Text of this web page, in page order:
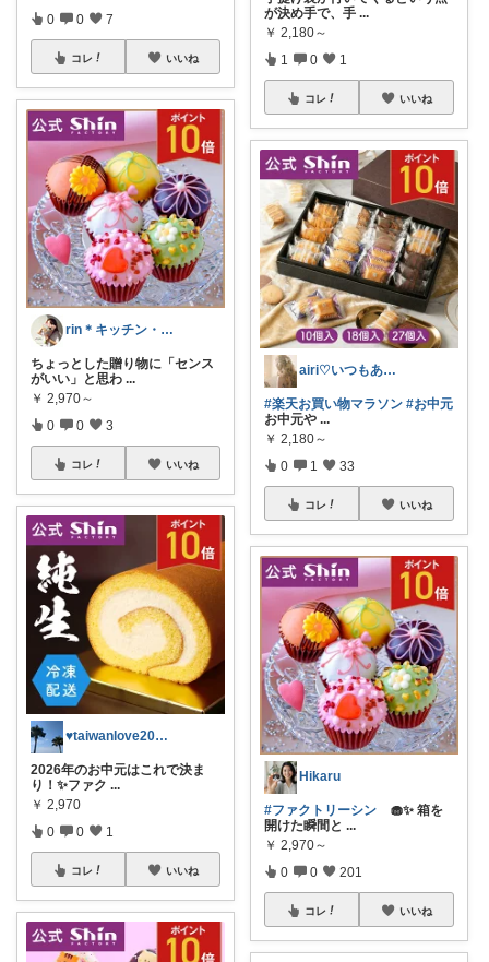
0 0 7
コレ いいね
rin＊キッチン・収納・便利・美味しい物
ちょっとした贈り物に「センス
がいい」と思わ ...
￥ 2,970～
0 0 3
コレ いいね
♥taiwanlove2026♥
2026年のお中元はこれで決ま
り！✨ファク ...
￥ 2,970
0 0 1
コレ いいね
が決め手で、手 ...
￥ 2,180～
1 0 1
コレ いいね
airi♡いつもありがとうございます♡
#楽天お買い物マラソン #お中元
お中元や ...
￥ 2,180～
0 1 33
コレ いいね
Hikaru
#ファクトリーシン 🧁✨ 箱を
開けた瞬間と ...
￥ 2,970～
0 0 201
コレ いいね